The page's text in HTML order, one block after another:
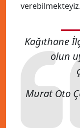
verebilmekteyiz.
Kağıthane
olun
Murat Oto